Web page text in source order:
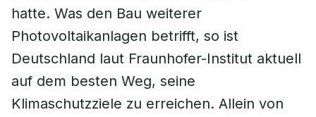
hatte. Was den Bau weiterer
Photovoltaikanlagen betrifft, so ist
Deutschland laut Fraunhofer-Institut aktuell
auf dem besten Weg, seine
Klimaschutzziele zu erreichen. Allein von